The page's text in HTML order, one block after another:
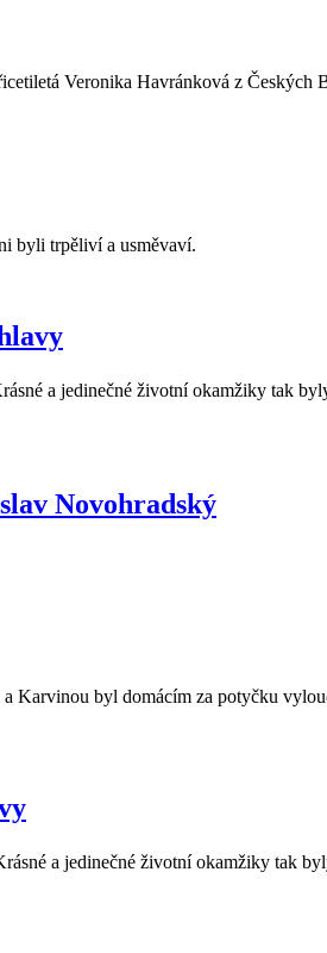
Veronika Havránková z
byli trpěliví a usměvaví.
a jedinečné životní okamžiky tak
Novohradský
byl domácím za potyčku
a jedinečné životní okamžiky tak